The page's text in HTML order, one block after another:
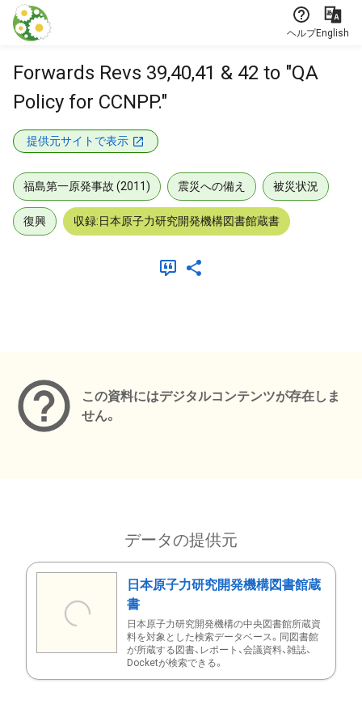
本文に飛ぶ
ヘルプEnglish
Forwards Revs 39,40,41 & 42 to "QA
Policy for CCNPP."
提供元サイトで表示
福島第一原発事故 (2011) 震災への備え 被災状況
復興 収録:日本原子力研究開発機構図書館蔵書
この資料にはデジタルコンテンツが存在しま
せん。
データの提供元
日本原子力研究開発機構図書館蔵
書
日本原子力研究開発機構の中央図書館所蔵資
料を対象とした検索データベース。同図書館
が所蔵する図書、レポート、会議資料、雑誌、
Docketが検索できる。